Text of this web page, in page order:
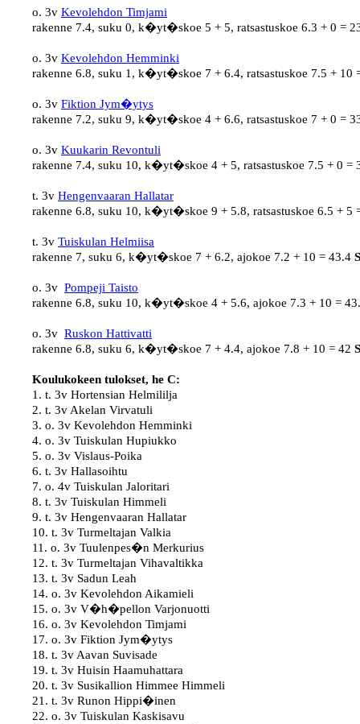
o. 3v Kevolehdon Timjami
rakenne 7.4, suku 0, k�yt�skoe 5 + 5, ratsastuskoe 6.3 + 0 =
o. 3v Kevolehdon Hemminki
rakenne 6.8, suku 1, k�yt�skoe 7 + 6.4, ratsastuskoe 7.5 + 10
o. 3v Fiktion Jym�ytys
rakenne 7.2, suku 9, k�yt�skoe 4 + 6.6, ratsastuskoe 7 + 0 =
o. 3v Kuukarin Revontuli
rakenne 7.4, suku 10, k�yt�skoe 4 + 5, ratsastuskoe 7.5 + 0 =
t. 3v Hengenvaaran Hallatar
rakenne 6.8, suku 10, k�yt�skoe 9 + 5.8, ratsastuskoe 6.5 + 5
t. 3v Tuiskulan Helmiisa
rakenne 7, suku 6, k�yt�skoe 7 + 6.2, ajokoe 7.2 + 10 = 43.4
o. 3v Pompeji Taisto
rakenne 6.8, suku 10, k�yt�skoe 4 + 5.6, ajokoe 7.3 + 10 =
o. 3v Ruskon Hattivatti
rakenne 6.8, suku 6, k�yt�skoe 7 + 4.4, ajokoe 7.8 + 10 = 42
Koulukokeen tulokset, he C:
1. t. 3v Hortensian Helmililja
2. t. 3v Akelan Virvatuli
3. o. 3v Kevolehdon Hemminki
4. o. 3v Tuiskulan Hupiukko
5. o. 3v Vislaus-Poika
6. t. 3v Hallasoihtu
7. o. 4v Tuiskulan Jaloritari
8. t. 3v Tuiskulan Himmeli
9. t. 3v Hengenvaaran Hallatar
10. t. 3v Turmeltajan Valkia
11. o. 3v Tuulenpes�n Merkurius
12. t. 3v Turmeltajan Vihavaltikka
13. t. 3v Sadun Leah
14. o. 3v Kevolehdon Aikamieli
15. o. 3v V�h�pellon Varjonuotti
16. o. 3v Kevolehdon Timjami
17. o. 3v Fiktion Jym�ytys
18. t. 3v Aavan Suvisade
19. t. 3v Huisin Haamuhattara
20. t. 3v Susikallion Himmee Himmeli
21. t. 3v Runon Hippi�inen
22. o. 3v Tuiskulan Kaskisavu